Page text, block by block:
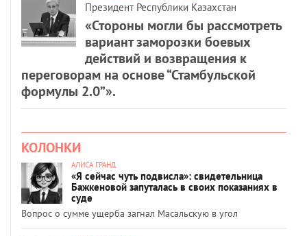
Президент Республики Казахстан
«Стороны могли бы рассмотреть
вариант заморозки боевых
действий и возвращения к
переговорам на основе “Стамбульской
формулы 2.0”».
КОЛОНКИ
АЛИСА ГРАНД
«Я сейчас чуть подвисла»: свидетельница
Бажкеновой запуталась в своих показаниях в
суде
Вопрос о сумме ущерба загнал Масальскую в угол